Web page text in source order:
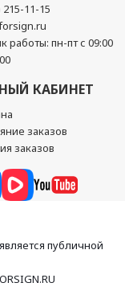
215-11-15
работы: пн-пт с 09:00
КАБИНЕТ
заказов
заказов
публичной